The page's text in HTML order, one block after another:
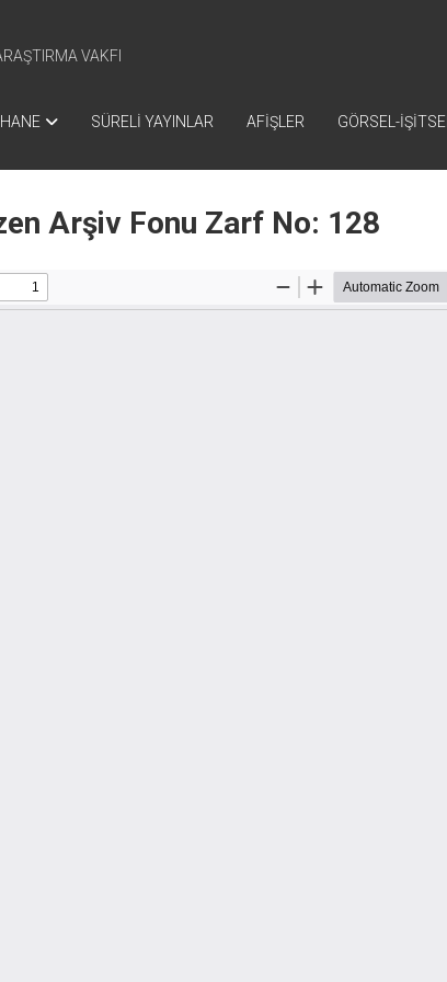
VAKFI
SÜRELİ YAYINLAR AFİŞLER GÖRSEL-İŞİTSEL
Arşiv Fonu Zarf No: 128